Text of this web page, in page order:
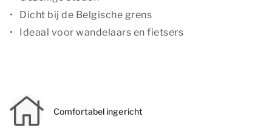
Dicht bij de Belgische grens
Ideaal voor wandelaars en fietsers
Comfortabel ingericht